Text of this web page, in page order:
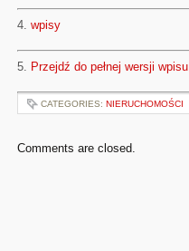
4. wpisy
5. Przejdź do pełnej wersji wpisu
CATEGORIES: NIERUCHOMOŚCI
Comments are closed.